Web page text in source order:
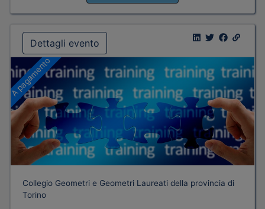
Dettagli evento
A pagamento
Collegio Geometri e Geometri Laureati della provincia di
Torino